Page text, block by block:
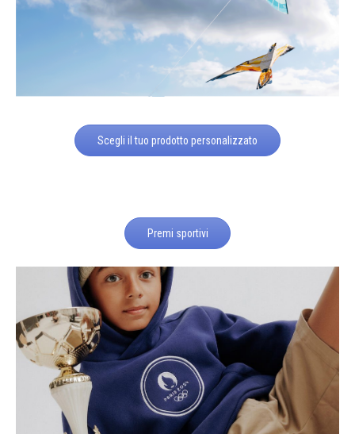
Scegli il tuo prodotto personalizzato
Premi sportivi